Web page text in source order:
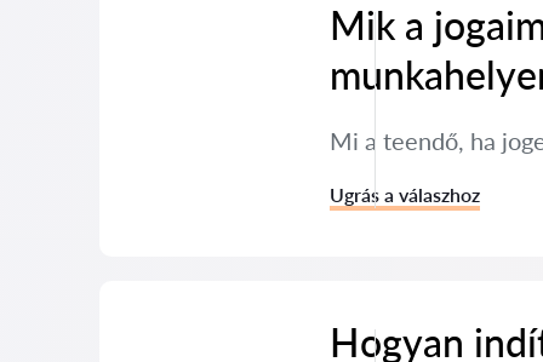
Mik a
Mi a teendő, ha
Ugrás a válaszhoz
Hogyan